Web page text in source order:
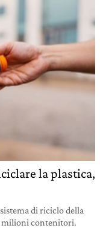
la plastica,
di riciclo della
milioni contenitori.